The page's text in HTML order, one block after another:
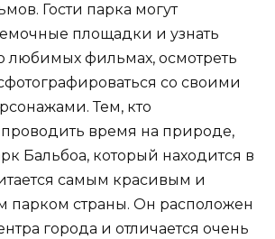
Гости парка могут
площадки и узнать
любимых фильмах, осмотреть
со своими
Тем, кто
время на природе,
Бальбоа, который находится в
самым красивым и
парком страны. Он расположен
города и отличается очень